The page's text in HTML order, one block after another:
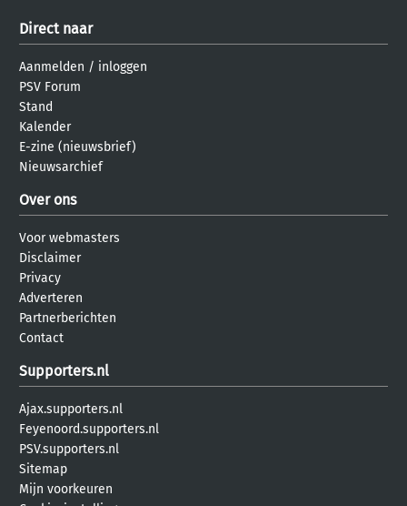
Direct naar
Aanmelden / inloggen
PSV Forum
Stand
Kalender
E-zine (nieuwsbrief)
Nieuwsarchief
Over ons
Voor webmasters
Disclaimer
Privacy
Adverteren
Partnerberichten
Contact
Supporters.nl
Ajax.supporters.nl
Feyenoord.supporters.nl
PSV.supporters.nl
Sitemap
Mijn voorkeuren